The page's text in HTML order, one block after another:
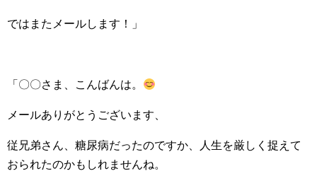
ではまたメールします！」
「〇〇さま、こんばんは。
メールありがとうございます、
従兄弟さん、糖尿病だったのですか、人生を厳しく捉えて
おられたのかもしれませんね。